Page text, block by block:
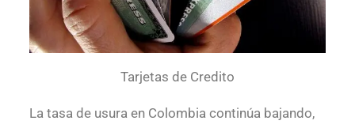
Tarjetas de Credito
La tasa de usura en Colombia continúa bajando,